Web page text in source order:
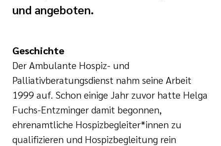
und angeboten.
Geschichte
Der Ambulante Hospiz- und
Palliativberatungsdienst nahm seine Arbeit
1999 auf. Schon einige Jahr zuvor hatte Helga
Fuchs-Entzminger damit begonnen,
ehrenamtliche Hospizbegleiter*innen zu
qualifizieren und Hospizbegleitung rein